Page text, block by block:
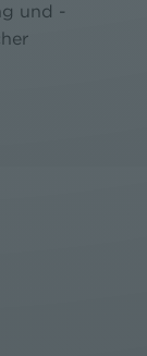
und -